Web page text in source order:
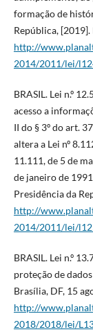
formação de
República,
http://
2014/2011/lei/
BRASIL. Lei n.º
acesso a
II do § 3º do art.
altera a Lei nº
11.111, de 5 de
de janeiro de
Presidência da
http://
2014/2011/lei/
BRASIL. Lei n.º
proteção de
Brasília, DF, 15
http://
2018/2018/lei/